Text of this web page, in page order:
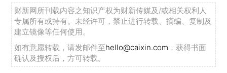
财新网所刊载内容之知识产权为财新传媒及/或相关权利人
专属所有或持有。未经许可，禁止进行转载、摘编、复制及
建立镜像等任何使用。
如有意愿转载，请发邮件至hello@caixin.com ，获得书面
确认及授权后，方可转载。